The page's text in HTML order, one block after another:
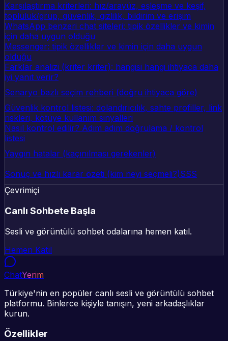
Karşılaştırma kriterleri: hız/arayüz, eşleşme ve keşif,
topluluk/grup, güvenlik, gizlilik, bildirim ve erişim
WhatsApp benzeri chat siteleri: tipik özellikler ve kimin
için daha uygun olduğu
Messenger: tipik özellikler ve kimin için daha uygun
olduğu
Farklar analizi (kriter kriter): hangisi hangi ihtiyaca daha
iyi yanıt verir?
Senaryo bazlı seçim rehberi (doğru ihtiyaca göre)
Güvenlik kontrol listesi: dolandırıcılık, sahte profiller, link
riskleri, kötüye kullanım sinyalleri
Nasıl kontrol edilir? Adım adım doğrulama / kontrol
listesi
Yaygın hatalar (kaçınılması gerekenler)
Sonuç ve hızlı karar özeti (kim neyi seçmeli?)SSS
Çevrimiçi
Canlı Sohbete Başla
Sesli ve görüntülü sohbet odalarına hemen katıl.
Hemen Katıl
ChatYerim
Türkiye'nin en popüler canlı sesli ve görüntülü sohbet
platformu. Binlerce kişiyle tanışın, yeni arkadaşlıklar
kurun.
Özellikler